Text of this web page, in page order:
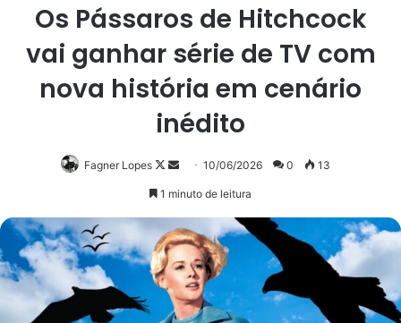
Os Pássaros de Hitchcock
vai ganhar série de TV com
nova história em cenário
inédito
Fagner Lopes
Follow
Mande
mail
10/06/2026 0 13
1 minuto de leitura